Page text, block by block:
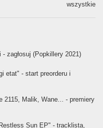
wszystkie
zagłosuj (Popkillery 2021)
etat" - start preorderu i
2115, Malik, Wane... - premiery
Sun EP" - tracklista,